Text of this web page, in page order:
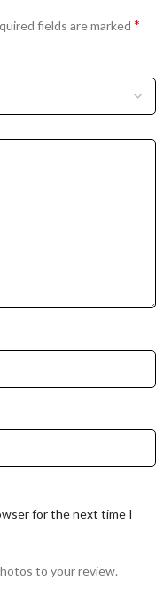
fields are marked *
for the next time I
to your review.